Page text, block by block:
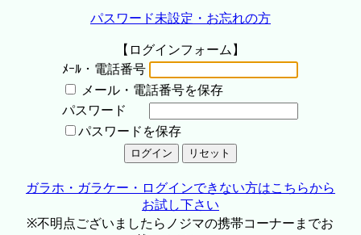
パスワード未設定・お忘れの方
【ログインフォーム】
ﾒｰﾙ・電話番号
メール・電話番号を保存
パスワード
パスワードを保存
ガラホ・ガラケー・ログインできない方はこちらから
お試し下さい
※不明点ございましたらノジマの携帯コーナーまでお